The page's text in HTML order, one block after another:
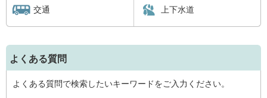
交通 上下水道
よくある質問
よくある質問で検索したいキーワードをご入力ください。